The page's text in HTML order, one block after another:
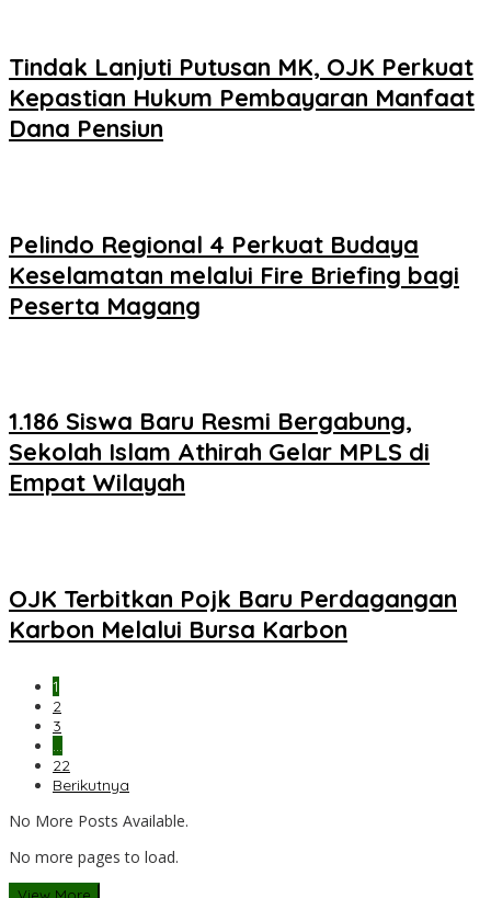
Tindak Lanjuti Putusan MK, OJK Perkuat
Kepastian Hukum Pembayaran Manfaat
Dana Pensiun
Pelindo Regional 4 Perkuat Budaya
Keselamatan melalui Fire Briefing bagi
Peserta Magang
1.186 Siswa Baru Resmi Bergabung,
Sekolah Islam Athirah Gelar MPLS di
Empat Wilayah
OJK Terbitkan Pojk Baru Perdagangan
Karbon Melalui Bursa Karbon
1
2
3
…
22
Berikutnya
No More Posts Available.
No more pages to load.
View More